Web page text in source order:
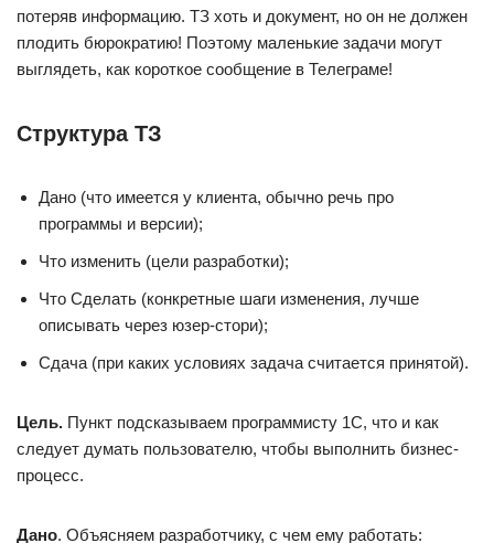
потеряв информацию. ТЗ хоть и документ, но он не должен
плодить бюрократию! Поэтому маленькие задачи могут
выглядеть, как короткое сообщение в Телеграме!
Структура ТЗ
Дано (что имеется у клиента, обычно речь про
программы и версии);
Что изменить (цели разработки);
Что Сделать (конкретные шаги изменения, лучше
описывать через юзер-стори);
Сдача (при каких условиях задача считается принятой).
Цель. Пункт подсказываем программисту 1С, что и как
следует думать пользователю, чтобы выполнить бизнес-
процесс.
Дано. Объясняем разработчику, с чем ему работать: